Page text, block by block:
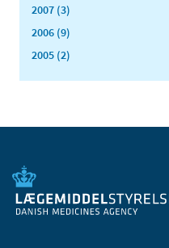
2007 (3)
2006 (9)
2005 (2)